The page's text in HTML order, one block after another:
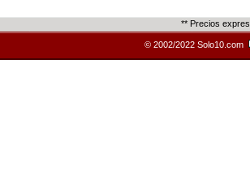
** Precios
© 2002/2022 Solo10.com